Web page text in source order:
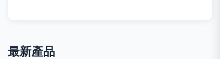
最新產品